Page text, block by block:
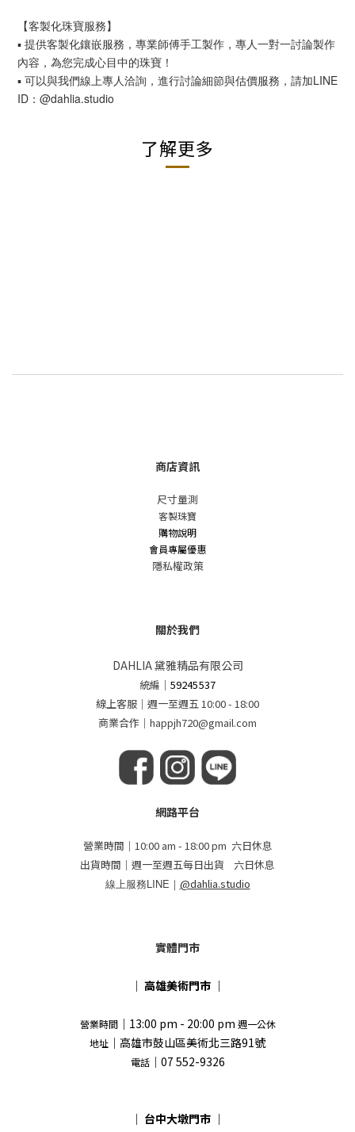
【客製化珠寶服務】
▪︎ 提供客製化鑲嵌服務，專業師傅手工製作，專人一對一討論製作
內容，為您完成心目中的珠寶！
▪︎ 可以與我們線上專人洽詢，進行討論細節與估價服務，請加LINE
ID：@dahlia.studio
了解更多
商店資訊
尺寸量測
客製珠寶
購物說明
會員專屬優惠
隱私權政策
關於我們
DAHLIA 黛雅精品有限公司
統編 ｜59245537
線上客服｜週一至週五 10:00 - 18:00
商業合作｜happjh720@gmail.com
網路平台
營業時間｜10:00 am - 18:00 pm 六日休息
出貨時間｜週一至週五每日出貨 六日休息
線上服務LINE｜ @dahlia.studio
實體門市
｜ 高雄美術門市 ｜
營業時間｜13:00 pm - 20:00 pm 週一公休
地址 ｜高雄市鼓山區美術北三路91號
電話｜07 552-9326
｜ 台中大墩門市 ｜